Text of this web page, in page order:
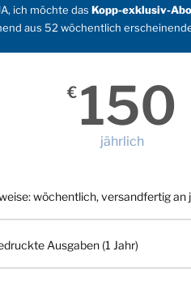
ich möchte das Kopp-exklusiv-
aus 52 wöchentlich
€ 150
jährlich
wöchentlich, versandfertig
Ausgaben (1 Jahr)